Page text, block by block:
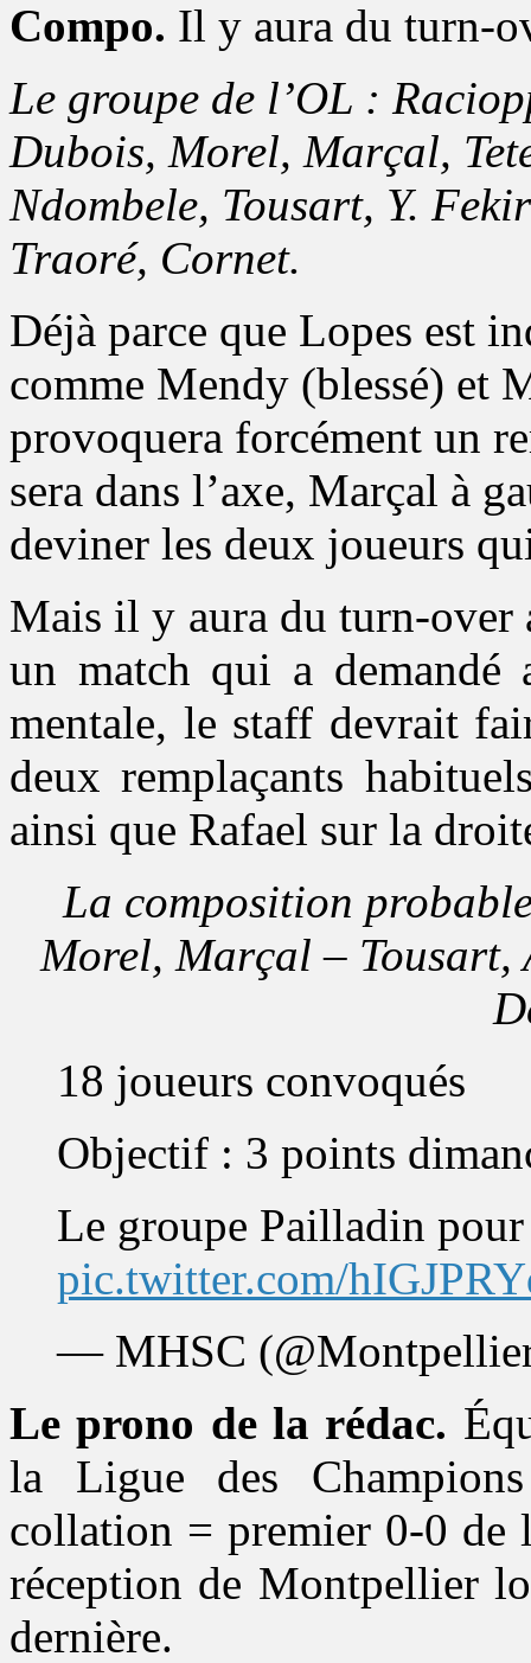
Compo. Il y aura du turn-
Le groupe de l’OL :
Dubois, Morel, Marçal,
Ndombele, Tousart, Y.
Traoré, Cornet.
Déjà parce que Lopes est
comme Mendy (blessé) et
provoquera forcément un
sera dans l’axe, Marçal à
deviner les deux joueurs
Mais il y aura du turn-over
un match qui a demandé
mentale, le staff devrait
deux remplaçants
ainsi que Rafael sur la
La composition
Morel, Marçal – Tousart,
18 joueurs convoqués
Objectif : 3 points
Le groupe Pailladin
pic.twitter.com/
— MHSC
Le prono de la rédac.
la Ligue des
collation = premier 0-0 de
réception de Montpellier
dernière.